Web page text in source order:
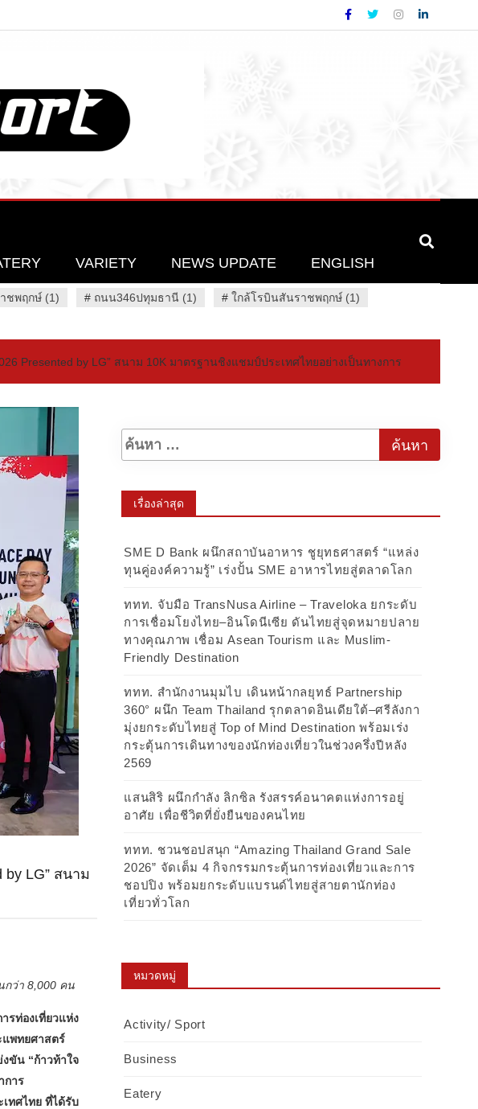
VARIETY NEWS UPDATE ENGLISH
ชพฤกษ์ (1) # ถนน346ปทุมธานี (1) # ใกล้โรบินสันราชพฤกษ์ (1)
Presented by LG” สนาม 10K มาตรฐานชิงแชมป์ประเทศไทยอย่างเป็นทางการ
by LG” สนาม
กว่า 8,000 คน
รท่องเที่ยวแห่ง
แพทยศาสตร์
ขัน “ก้าวท้าใจ
การ
ทศไทย ที่ได้รับ
เรื่องล่าสุด
SME D Bank ผนึกสถาบันอาหาร ชูยุทธศาสตร์ “แหล่ง
ทุนคู่องค์ความรู้” เร่งปั้น SME อาหารไทยสู่ตลาดโลก
ททท. จับมือ TransNusa Airline – Traveloka ยกระดับ
การเชื่อมโยงไทย–อินโดนีเซีย ดันไทยสู่จุดหมายปลาย
ทางคุณภาพ เชื่อม Asean Tourism และ Muslim-
Friendly Destination
ททท. สำนักงานมุมไบ เดินหน้ากลยุทธ์ Partnership
360° ผนึก Team Thailand รุกตลาดอินเดียใต้–ศรีลังกา
มุ่งยกระดับไทยสู่ Top of Mind Destination พร้อมเร่ง
กระตุ้นการเดินทางของนักท่องเที่ยวในช่วงครึ่งปีหลัง
2569
แสนสิริ ผนึกกำลัง ลิกซิล รังสรรค์อนาคตแห่งการอยู่
อาศัย เพื่อชีวิตที่ยั่งยืนของคนไทย
ททท. ชวนชอปสนุก “Amazing Thailand Grand Sale
2026” จัดเต็ม 4 กิจกรรมกระตุ้นการท่องเที่ยวและการ
ชอปปิง พร้อมยกระดับแบรนด์ไทยสู่สายตานักท่อง
เที่ยวทั่วโลก
หมวดหมู่
Activity/ Sport
Business
Eatery